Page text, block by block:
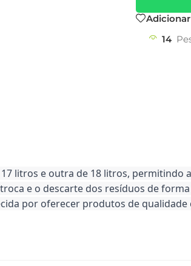
14
litros e outra de 18 litros, permitindo
e o descarte dos resíduos de
por oferecer produtos de qualidade